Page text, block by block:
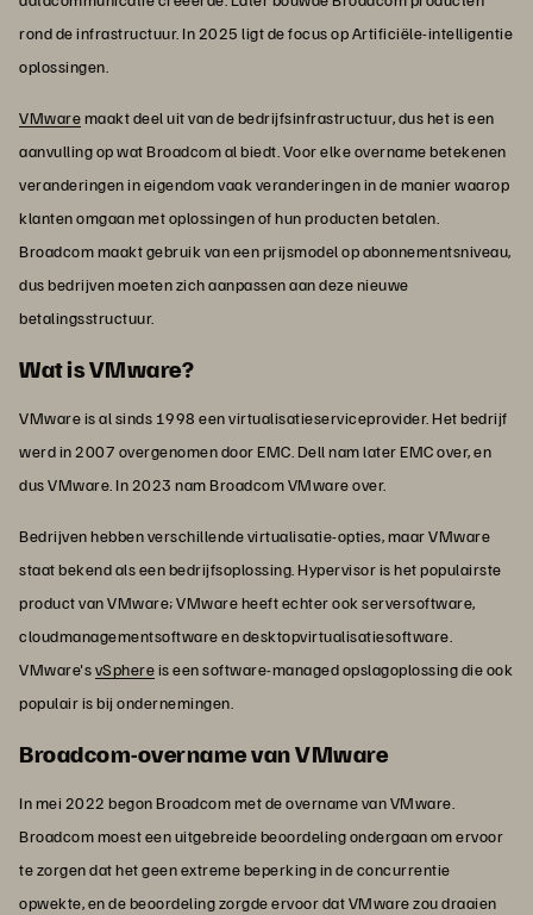
rond de infrastructuur. In 2025 ligt de focus op Artificiële-intelligentie
oplossingen.
VMwaremaakt deel uit van de bedrijfsinfrastructuur, dus het is een
aanvulling op wat Broadcom al biedt. Voor elke overname betekenen
veranderingen in eigendom vaak veranderingen in de manier waarop
klanten omgaan met oplossingen of hun producten betalen.
Broadcom maakt gebruik van een prijsmodel op abonnementsniveau,
dus bedrijven moeten zich aanpassen aan deze nieuwe
betalingsstructuur.
Wat is VMware?
VMware is al sinds 1998 een virtualisatieserviceprovider. Het bedrijf
werd in 2007 overgenomen door EMC. Dell nam later EMC over, en
dus VMware. In 2023 nam Broadcom VMware over.
Bedrijven hebben verschillende virtualisatie-opties, maar VMware
staat bekend als een bedrijfsoplossing. Hypervisor is het populairste
product van VMware; VMware heeft echter ook serversoftware,
cloudmanagementsoftware en desktopvirtualisatiesoftware.
VMware'svSphereis een software-managed opslagoplossing die ook
populair is bij ondernemingen.
Broadcom-overname van VMware
In mei 2022 begon Broadcom met de overname van VMware.
Broadcom moest een uitgebreide beoordeling ondergaan om ervoor
te zorgen dat het geen extreme beperking in de concurrentie
opwekte, en de beoordeling zorgde ervoor dat VMware zou draaien